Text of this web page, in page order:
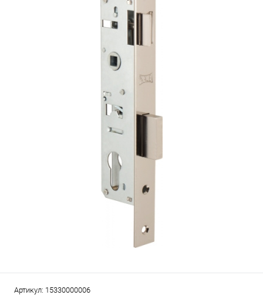
Артикул: 15330000006